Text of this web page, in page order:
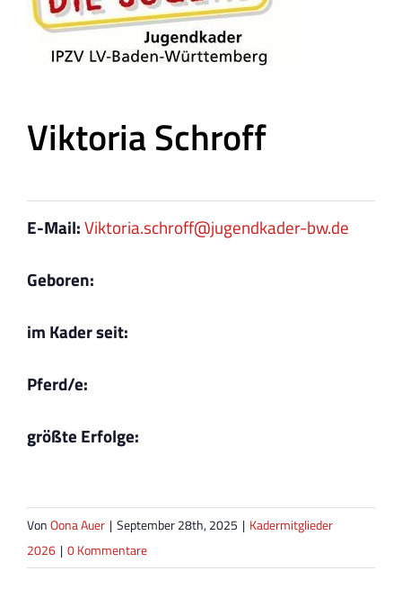
Viktoria Schroff
E-Mail:Viktoria.schroff@jugendkader-bw.de
Geboren:
im Kader seit:
Pferd/e:
größte Erfolge:
VonOona Auer | September 28th, 2025 | Kadermitglieder
2026 | 0 Kommentare